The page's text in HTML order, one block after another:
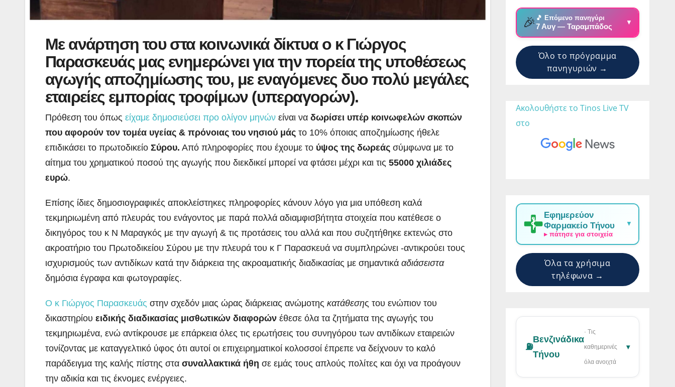
Με ανάρτηση του στα κοινωνικά δίκτυα ο κ Γιώργος
Παρασκευάς μας ενημερώνει για την πορεία της υποθέσεως
αγωγής αποζημίωσης του, με εναγόμενες δυο πολύ μεγάλες
εταιρείες εμπορίας τροφίμων (υπεραγορών).
Πρόθεση του όπως είχαμε δημοσιεύσει προ ολίγον μηνών είναι να δωρίσει υπέρ κοινωφελών σκοπών
που αφορούν τον τομέα υγείας & πρόνοιας του νησιού μάς το 10% όποιας αποζημίωσης ήθελε
επιδικάσει το πρωτοδικείο Σύρου. Από πληροφορίες που έχουμε το ύψος της δωρεάς σύμφωνα με το
αίτημα του χρηματικού ποσού της αγωγής που διεκδικεί μπορεί να φτάσει μέχρι και τις 55000 χιλιάδες
ευρώ.
Επίσης ίδιες δημοσιογραφικές αποκλείστηκες πληροφορίες κάνουν λόγο για μια υπόθεση καλά
τεκμηριωμένη από πλευράς του ενάγοντος με παρά πολλά αδιαμφισβήτητα στοιχεία που κατέθεσε ο
δικηγόρος του κ Ν Μαραγκός με την αγωγή & τις προτάσεις του αλλά και που συζητήθηκε εκτενώς στο
ακροατήριο του Πρωτοδικείου Σύρου με την πλευρά του κ Γ Παρασκευά να συμπληρώνει -αντικρούει τους
ισχυρισμούς των αντιδίκων κατά την διάρκεια της ακροαματικής διαδικασίας με σημαντικά αδιάσειστα
δημόσια έγραφα και φωτογραφίες.
Ο κ Γιώργος Παρασκευάς στην σχεδόν μιας ώρας διάρκειας ανώμοτης κατάθεσης του ενώπιον του
δικαστηρίου ειδικής διαδικασίας μισθωτικών διαφορών έθεσε όλα τα ζητήματα της αγωγής του
τεκμηριωμένα, ενώ αντίκρουσε με επάρκεια όλες τις ερωτήσεις του συνηγόρου των αντιδίκων εταιρειών
τονίζοντας με καταγγελτικό ύφος ότι αυτοί οι επιχειρηματικοί κολοσσοί έπρεπε να δείχνουν το καλό
παράδειγμα της καλής πίστης στα συναλλακτικά ήθη σε εμάς τους απλούς πολίτες και όχι να προάγουν
την αδικία και τις έκνομες ενέργειες.
🎉 🎵 Επόμενο πανηγύρι
7 Αυγ — Ταραμπάδος ▼
Όλο το πρόγραμμα
πανηγυριών →
Ακολουθήστε το Tinos Live TV
στο
Εφημερεύον
Φαρμακείο Τήνου
▸ πάτησε για στοιχεία
▼
Όλα τα χρήσιμα
τηλέφωνα →
⛽
Βενζινάδικα
Τήνου
· Τις
καθημερινές
όλα ανοιχτά
▾